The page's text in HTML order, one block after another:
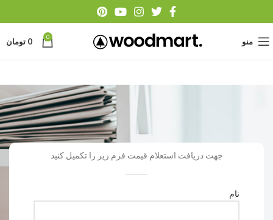
منو 0
0 تومان
جهت دریافت استعلام قیمت فرم زیر را تکمیل کنید
نام